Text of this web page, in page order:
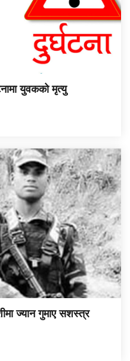
युवकको मृत्यु
ज्यान गुमाए सशस्त्र